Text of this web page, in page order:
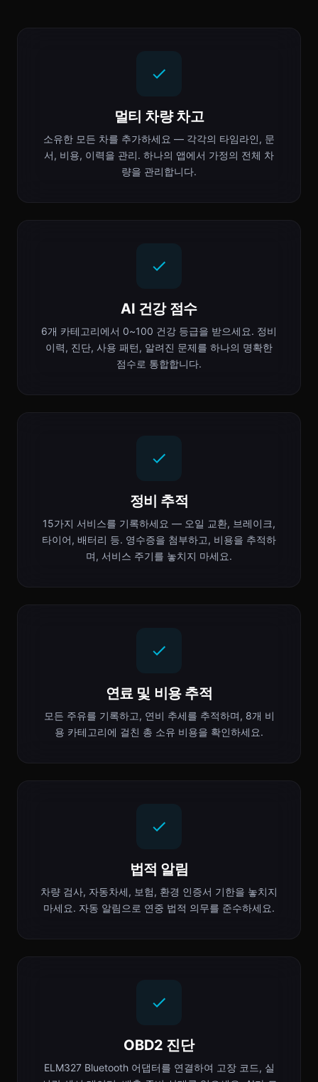
멀티 차량 차고
소유한 모든 차를 추가하세요 — 각각의 타임라인, 문
서, 비용, 이력을 관리. 하나의 앱에서 가정의 전체 차
량을 관리합니다.
AI 건강 점수
6개 카테고리에서 0~100 건강 등급을 받으세요. 정비
이력, 진단, 사용 패턴, 알려진 문제를 하나의 명확한
점수로 통합합니다.
정비 추적
15가지 서비스를 기록하세요 — 오일 교환, 브레이크,
타이어, 배터리 등. 영수증을 첨부하고, 비용을 추적하
며, 서비스 주기를 놓치지 마세요.
연료 및 비용 추적
모든 주유를 기록하고, 연비 추세를 추적하며, 8개 비
용 카테고리에 걸친 총 소유 비용을 확인하세요.
법적 알림
차량 검사, 자동차세, 보험, 환경 인증서 기한을 놓치지
마세요. 자동 알림으로 연중 법적 의무를 준수하세요.
OBD2 진단
ELM327 Bluetooth 어댑터를 연결하여 고장 코드, 실